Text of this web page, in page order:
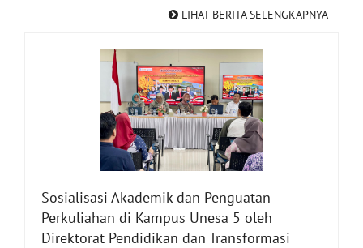
LIHAT BERITA SELENGKAPNYA
Sosialisasi Akademik dan Penguatan
Perkuliahan di Kampus Unesa 5 oleh
Direktorat Pendidikan dan Transformasi